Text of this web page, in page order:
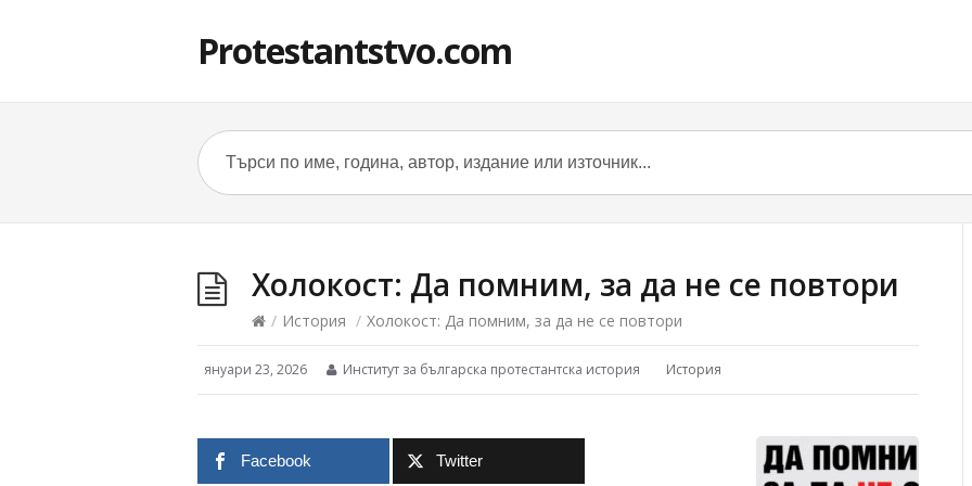
Protestantstvo.com
Холокост: Да помним, за да не се повтори
/ История / Холокост: Да помним, за да не се повтори
януари 23, 2026 Институт за българска протестантска история История
Facebook Twitter